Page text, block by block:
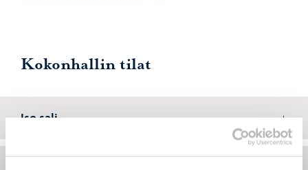
Kokonhallin tilat
Iso sali